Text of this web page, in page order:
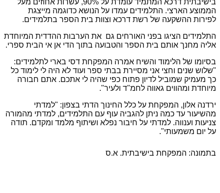
בישיבתית דרכא המתמיד עומדת על 90%, עשרות אחוזים מעל
הממוצע הארצי. התלמידים עמדו על הנושא כדוגמה מייצגת
לפירות ההשקעה של רשת דרכא וצוות בית הספר בתלמידים.
התלמידים הציגו בפני האורחים גם את הערבות ההדדית המיוחדת
אליה מחנך אותם בית הספר והטבועה בתוך הדי אן אי הבית ספרי.
בסיומו של הלימוד והשיח אמרה המפקחת דסי בארי לתלמידים:
"שלוש שנים וחצי אני מסיירת בבתי ספר ועוד לא היה לי לימוד כל
כך מעמיק שמוביל לדיון פתוח כפי שהיה לי אתכם. אתם חבורה
מיוחדת ומהווים גאווה לחמ"ד ולעיר".
ירדנה אלון, המפקחת על כלל החינוך הדתי בצפון: "למדתי
מהשיעור עד כמה ניתן להגביה עוף עם התלמידים, למדתי מהמורה
צניעות וענווה. למדתי על חיבור נפלא ושיתוף מלמד ומקדם. תודה
על יום משמעותי".
בתמונה: המפקחת בישיבתית. א.ס